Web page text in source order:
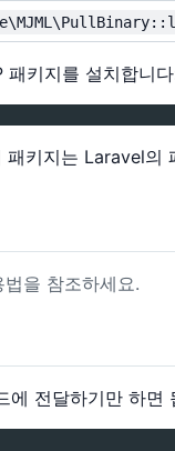
키지를 설치합니
키지는 Laravel의
을 참조하세요.
에 전달하기만 하면